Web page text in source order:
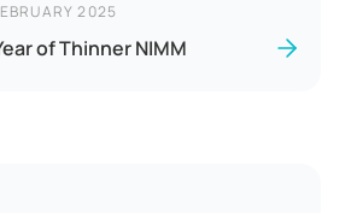
2025
of Thinner NIMM